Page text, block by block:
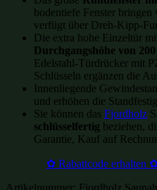
bodentiefe Fenster
verfügt über Dreh-Kipp-
Die extra hohe Einzeltür
Durchgangshöhe von 200
Edelstahl-Türdrücker mit
Schlüsseln ergänzen die
Innenliegende
und erhöhen die
Sie können das Fjordholz
schlüsselfertig beziehen,
Garantie, Kauf auf
✿ Rabattcode erhalten
Artikelnummer: Fjordholz